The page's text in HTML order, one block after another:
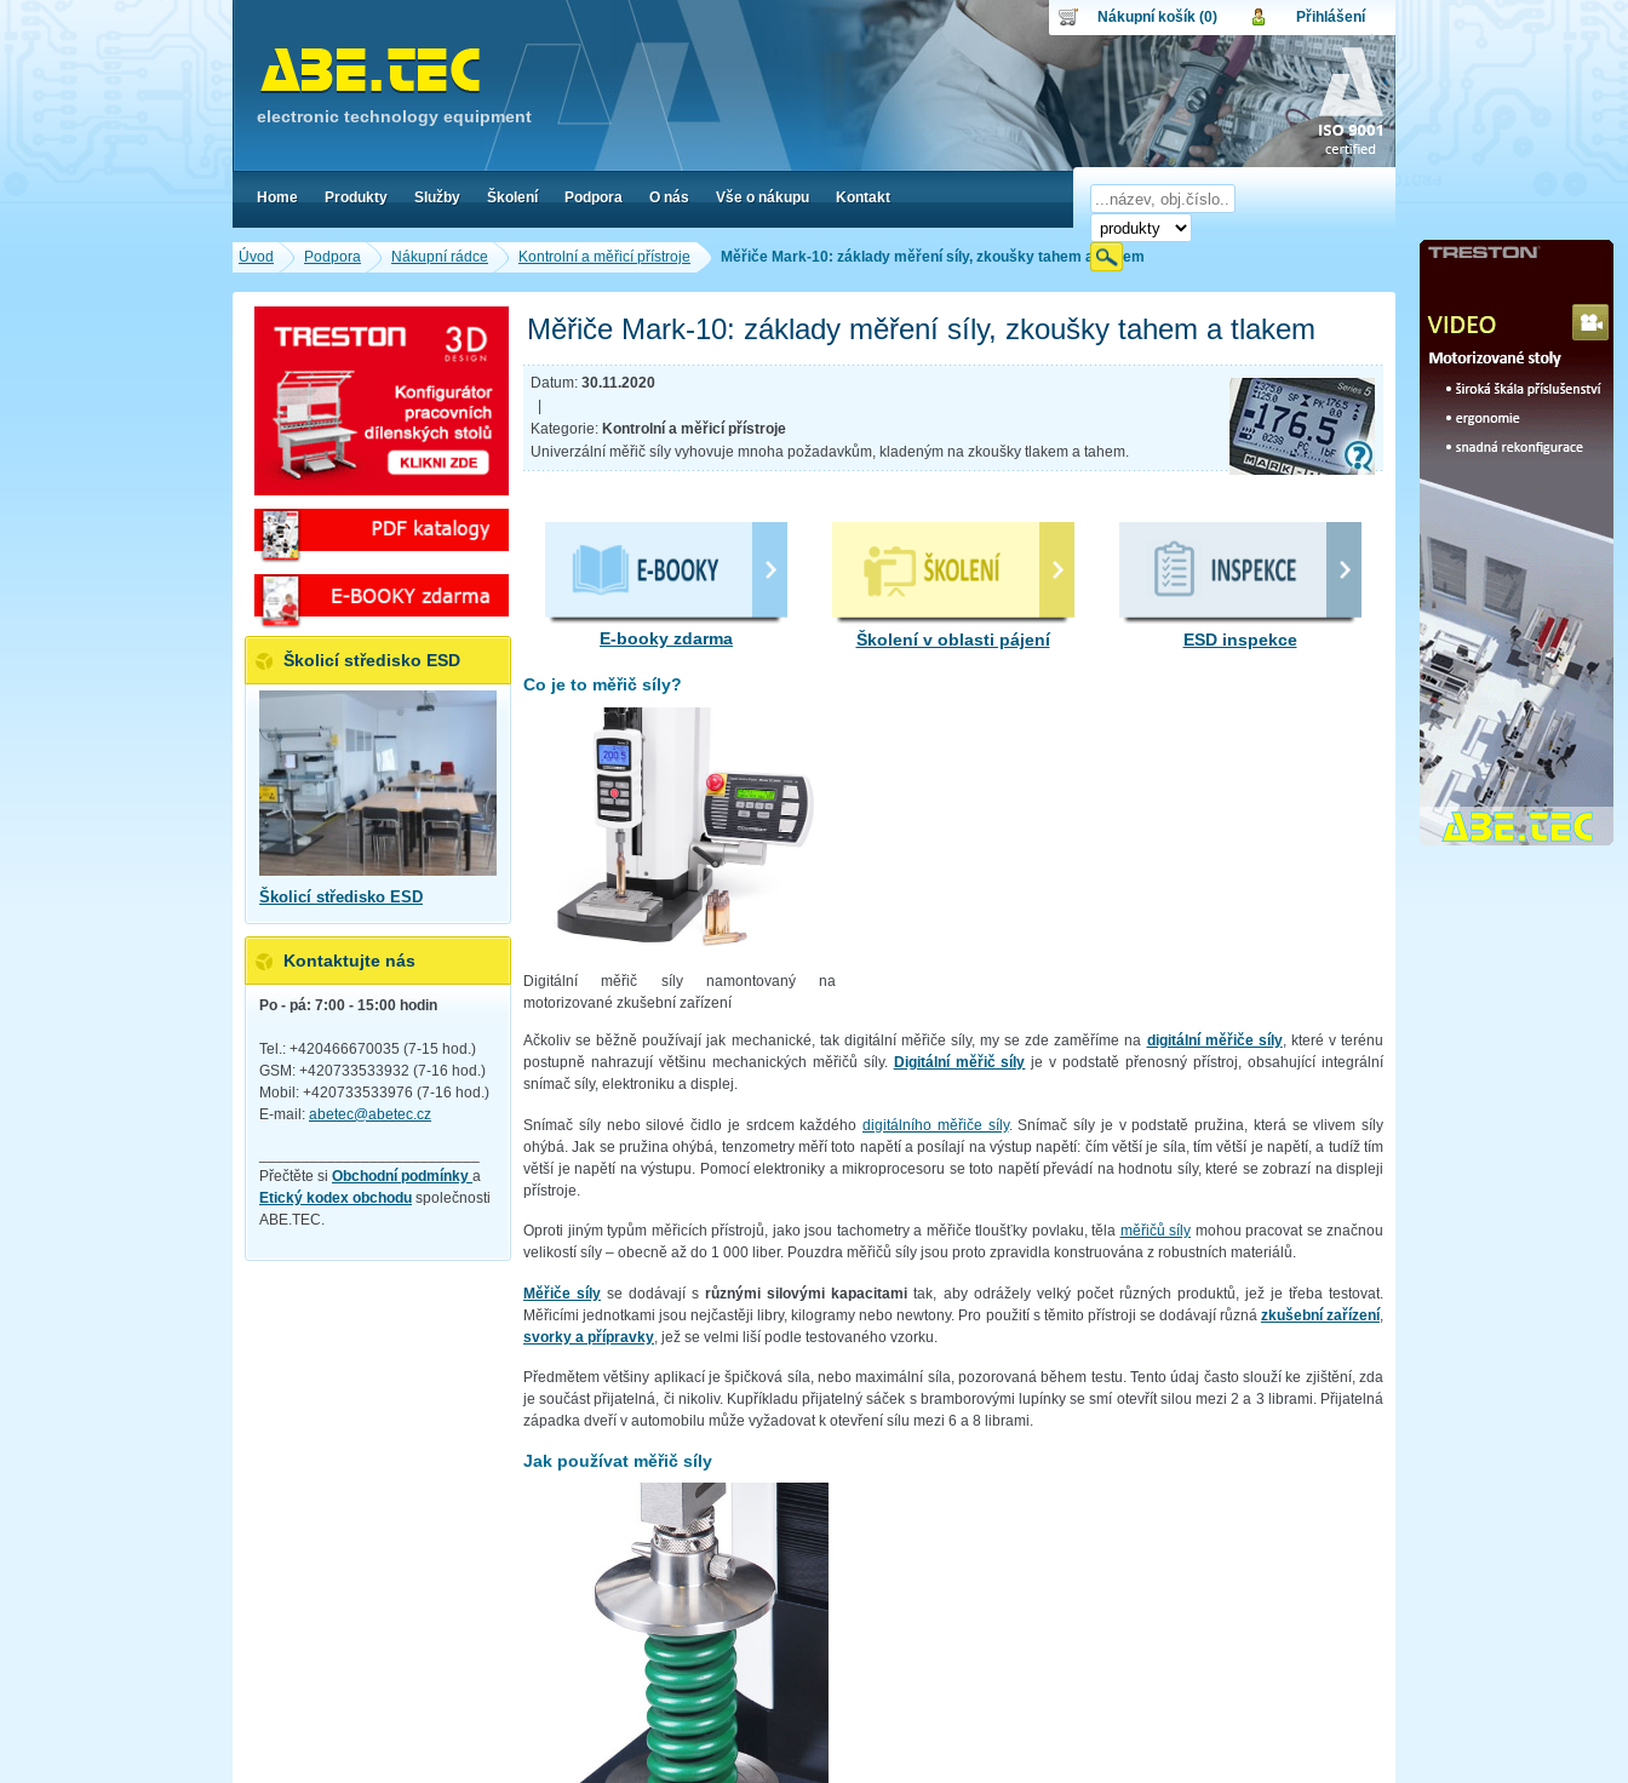
Úvod Podpora Nákupní rádce Kontrolní a měřicí přístroje Měřiče Mark-10: základy měření síly, zkoušky tahem a tlakem
Měřiče Mark-10: základy měření síly, zkoušky tahem a tlakem
Datum: 30.11.2020
Kategorie: Kontrolní a měřicí přístroje
Univerzální měřič síly vyhovuje mnoha požadavkům, kladeným na zkoušky tlakem a tahem.
E-booky zdarma Školení v oblasti pájení ESD inspekce
Co je to měřič síly?
Digitální měřič síly namontovaný na
motorizované zkušební zařízení
Ačkoliv se běžně používají jak mechanické, tak digitální měřiče síly, my se zde zaměříme na digitální měřiče síly, které v terénu
postupně nahrazují většinu mechanických měřičů síly. Digitální měřič síly je v podstatě přenosný přístroj, obsahující integrální
snímač síly, elektroniku a displej.
Snímač síly nebo silové čidlo je srdcem každého digitálního měřiče síly. Snímač síly je v podstatě pružina, která se vlivem síly
ohýbá. Jak se pružina ohýbá, tenzometry měří toto napětí a posílají na výstup napětí: čím větší je síla, tím větší je napětí, a tudíž tím
větší je napětí na výstupu. Pomocí elektroniky a mikroprocesoru se toto napětí převádí na hodnotu síly, které se zobrazí na displeji
přístroje.
Oproti jiným typům měřicích přístrojů, jako jsou tachometry a měřiče tloušťky povlaku, těla měřičů síly mohou pracovat se značnou
velikostí síly – obecně až do 1 000 liber. Pouzdra měřičů síly jsou proto zpravidla konstruována z robustních materiálů.
Měřiče síly se dodávají srůznými silovými kapacitami tak, aby odrážely velký počet různých produktů, jež je třeba testovat.
Měřicími jednotkami jsou nejčastěji libry, kilogramy nebo newtony. Pro použití s těmito přístroji se dodávají různá zkušební zařízení
svorky a přípravky , jež se velmi liší podle testovaného vzorku.
Předmětem většiny aplikací je špičková síla, nebo maximální síla, pozorovaná během testu. Tento údaj často slouží ke zjištění, zda
je součást přijatelná, či nikoliv. Kupříkladu přijatelný sáček s bramborovými lupínky se smí otevřít silou mezi 2 a 3 librami. Přijatelná
západka dveří v automobilu může vyžadovat k otevření sílu mezi 6 a 8 librami.
Jak používat měřič síly
Školicí středisko ESD
Školicí středisko ESD
Kontaktujte nás
Po - pá: 7:00 - 15:00 hodin
Tel.: +420466670035 (7-15 hod.)
GSM: +420733533932 (7-16 hod.)
Mobil: +420733533976 (7-16 hod.)
E-mail: abetec@abetec.cz
Přečtěte si Obchodní podmínky a
Etický kodex obchodu společnosti
ABE.TEC.
electronic technology equipment
Nákupní košík (0)
Nákupní košík je momentálně prázdný.
Obsah košíku
Počet produktů: 0
Cena celkem:0,00 CZK
Přihlášení
Uživatel:
Heslo:
Přihlásit
Zapomenuté heslo Nová registrace
Home Produkty Služby Školení Podpora O nás Vše o nákupu Kontakt